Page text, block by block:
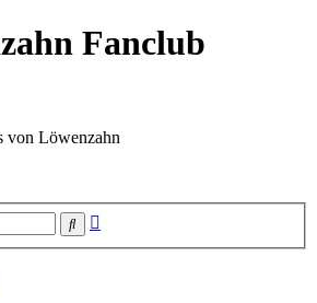
Fanclub
von Löwenzahn
Suche